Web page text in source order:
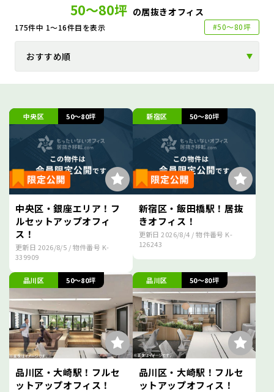
50～80坪 の居抜きオフィス
175件中 1～16件目を表示 #50～80坪
中央区 50～80坪
中央区・銀座エリア！フ
ルセットアップオフィ
ス！
更新日 2026/8/5 / 物件番号 K-
339909
新宿区 50～80坪
新宿区・飯田橋駅！居抜
きオフィス！
更新日2026/8/4 / 物件番号 K-
126243
品川区 50～80坪
品川区・大崎駅！フルセ
ットアップオフィス！
品川区 50～80坪
品川区・大崎駅！フルセ
ットアップオフィス！